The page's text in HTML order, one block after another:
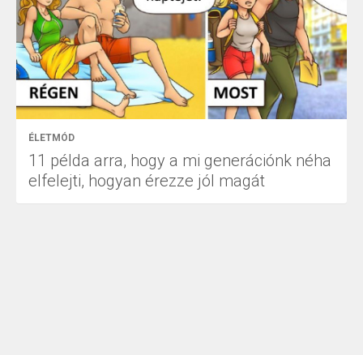
ÉLETMÓD
11 példa arra, hogy a mi generációnk néha
elfelejti, hogyan érezze jól magát